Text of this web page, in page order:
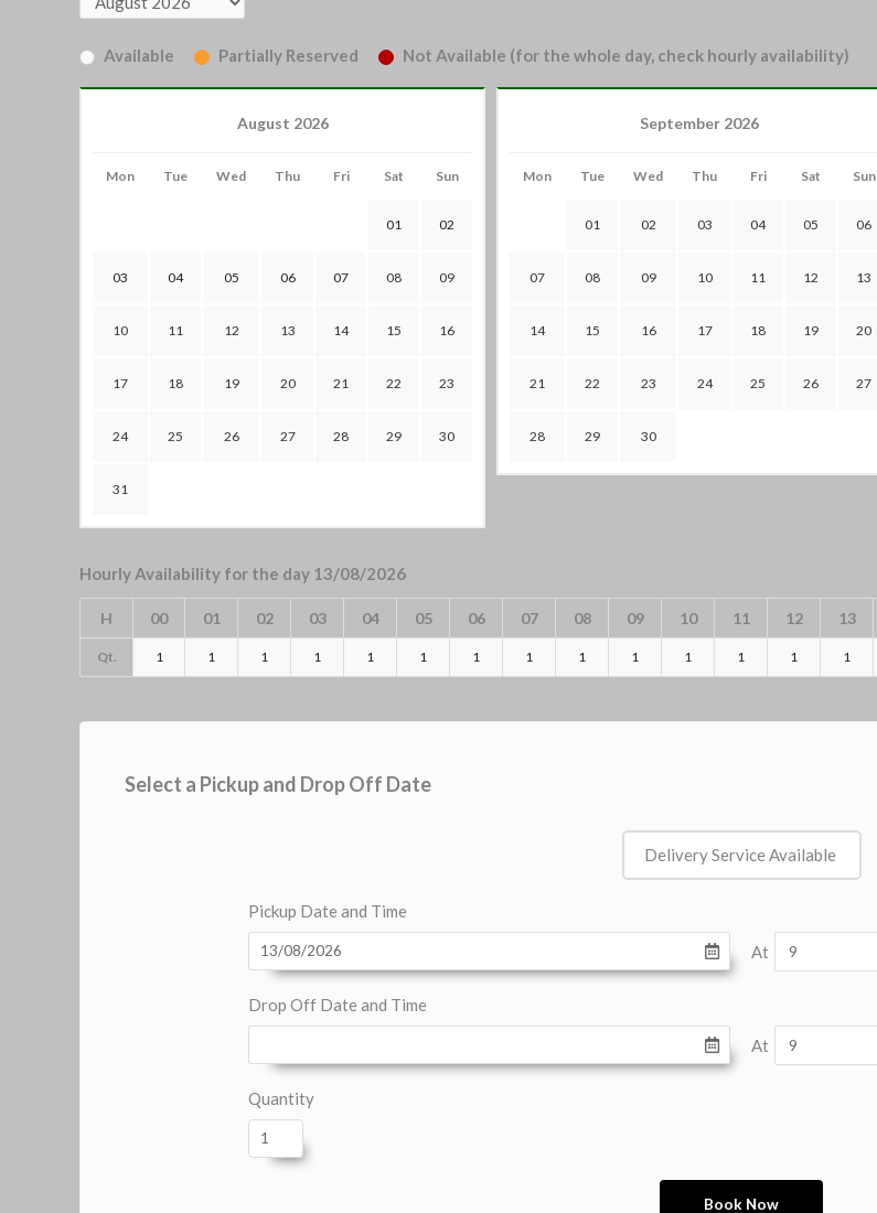
Available Partially Reserved Not Available (for the whole day, check hourly availability)
August 2026
Mon Tue Wed Thu Fri Sat Sun
01 02
03 04 05 06 07 08 09
10 11 12 13 14 15 16
17 18 19 20 21 22 23
24 25 26 27 28 29 30
31
September 2026
Mon Tue Wed Thu Fri Sat Sun
01 02 03 04 05 06
07 08 09 10 11 12 13
14 15 16 17 18 19 20
21 22 23 24 25 26 27
28 29 30
Hourly Availability for the day 13/08/2026
H 00 01 02 03 04 05 06 07 08 09 10 11 12 13
Qt. 1 1 1 1 1 1 1 1 1 1 1 1 1 1
Select a Pickup and Drop Off Date
Delivery Service Available
Pickup Date and Time
At
Drop Off Date and Time
At
Quantity